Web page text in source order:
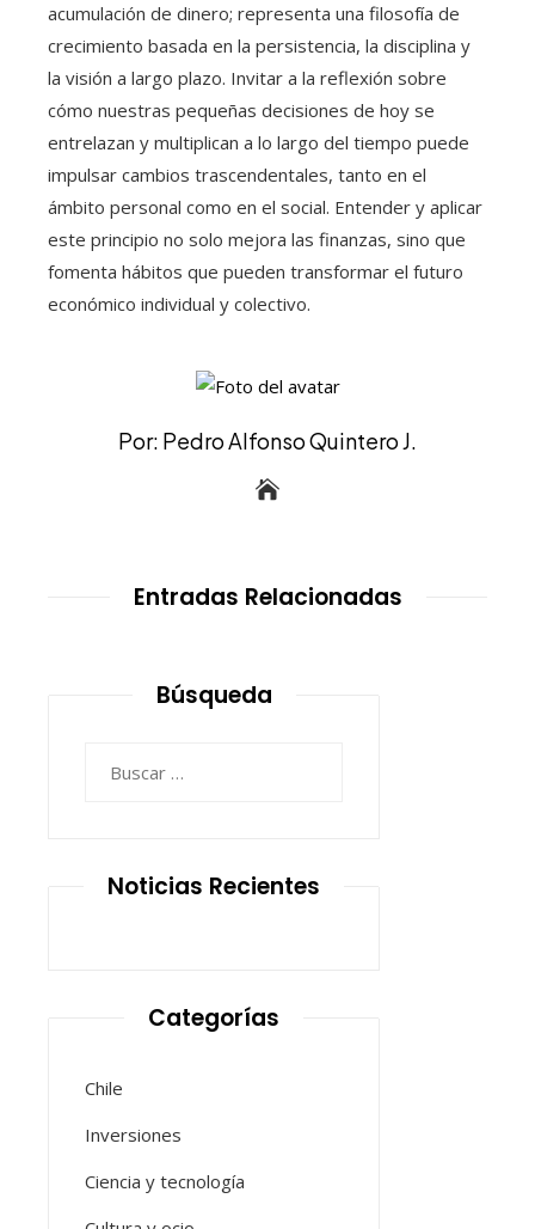
acumulación de dinero; representa una filosofía de
crecimiento basada en la persistencia, la disciplina y
la visión a largo plazo. Invitar a la reflexión sobre
cómo nuestras pequeñas decisiones de hoy se
entrelazan y multiplican a lo largo del tiempo puede
impulsar cambios trascendentales, tanto en el
ámbito personal como en el social. Entender y aplicar
este principio no solo mejora las finanzas, sino que
fomenta hábitos que pueden transformar el futuro
económico individual y colectivo.
Por: Pedro Alfonso Quintero J.
Entradas Relacionadas
Búsqueda
Noticias Recientes
Categorías
Chile
Inversiones
Ciencia y tecnología